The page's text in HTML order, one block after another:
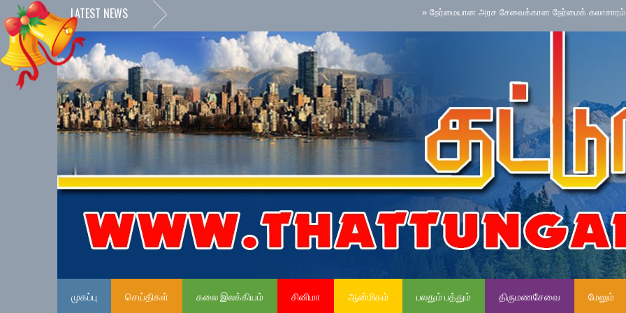
LATEST NEWS நேர்மையான அரச சேவைக்கான நேர்மைக் கலாசாரம் தேசிய
முகப்பு செய்திகள் கலை இலக்கியம் சினிமா ஆன்மிகம் பலதும் பத்தும் திருமணசேவை மேலும்